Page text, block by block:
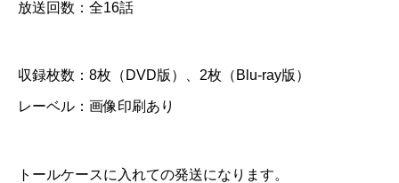
D
＆
放送回数：全16話
収録枚数：8枚（DVD版）、2枚（Blu-ray版）
レーベル：画像印刷あり
トールケースに入れての発送になります。